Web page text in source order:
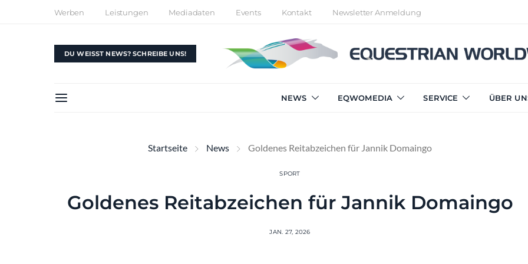
Werben Leistungen Mediadaten Events Kontakt Newsletter Anmeldung
DU WEISST NEWS? SCHREIBE UNS!
NEWS EQWOMEDIA SERVICE ÜBER
Startseite News Goldenes Reitabzeichen für Jannik Domaingo
SPORT
Goldenes Reitabzeichen für Jannik Domaingo
JAN. 27, 2026